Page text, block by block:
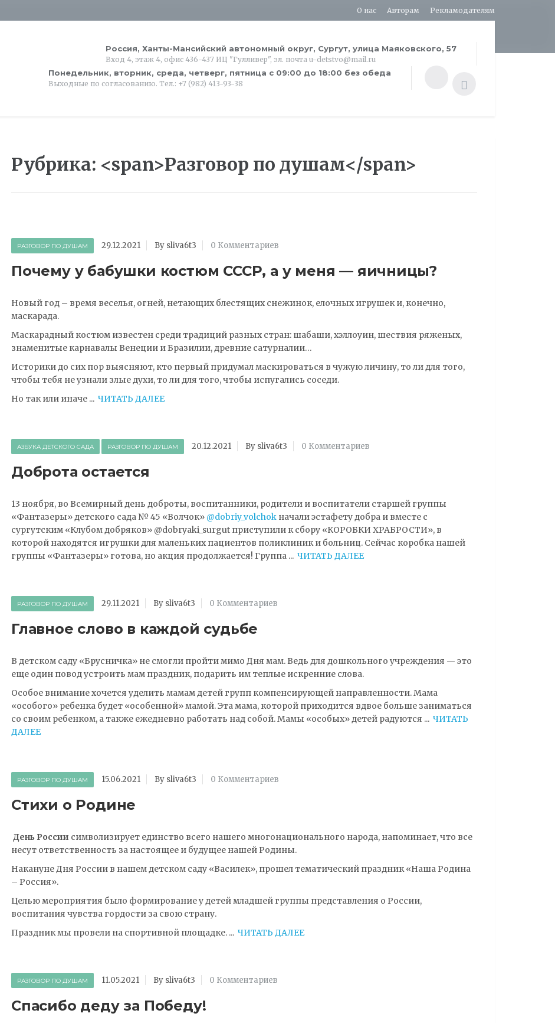
О нас Авторам Рекламодателям
Россия, Ханты-Мансийский автономный округ, Сургут, улица Маяковского, 57
Вход 4, этаж 4, офис 436-437 ИЦ "Гулливер", эл. почта u-detstvo@mail.ru
Понедельник, вторник, среда, четверг, пятница с 09:00 до 18:00 без обеда
Выходные по согласованию. Тел.: +7 (982) 413-93-38
Рубрика: <span>Разговор по душам</span>
РАЗГОВОР ПО ДУШАМ 29.12.2021 By sliva6t3 0 Комментариев
Почему у бабушки костюм СССР, а у меня — яичницы?
Новый год – время веселья, огней, нетающих блестящих снежинок, елочных игрушек и, конечно,
маскарада.
Маскарадный костюм известен среди традиций разных стран: шабаши, хэллоуин, шествия ряженых,
знаменитые карнавалы Венеции и Бразилии, древние сатурналии…
Историки до сих пор выясняют, кто первый придумал маскироваться в чужую личину, то ли для того,
чтобы тебя не узнали злые духи, то ли для того, чтобы испугались соседи.
Но так или иначе ... ЧИТАТЬ ДАЛЕЕ
АЗБУКА ДЕТСКОГО САДА РАЗГОВОР ПО ДУШАМ 20.12.2021 By sliva6t3 0 Комментариев
Доброта остается
13 ноября, во Всемирный день доброты, воспитанники, родители и воспитатели старшей группы
«Фантазеры» детского сада № 45 «Волчок» @dobriy_volchok начали эстафету добра и вместе с
сургутским «Клубом добряков» @dobryaki_surgut приступили к сбору «КОРОБКИ ХРАБРОСТИ», в
которой находятся игрушки для маленьких пациентов поликлиник и больниц. Сейчас коробка нашей
группы «Фантазеры» готова, но акция продолжается! Группа ... ЧИТАТЬ ДАЛЕЕ
РАЗГОВОР ПО ДУШАМ 29.11.2021 By sliva6t3 0 Комментариев
Главное слово в каждой судьбе
В детском саду «Брусничка» не смогли пройти мимо Дня мам. Ведь для дошкольного учреждения — это
еще один повод устроить мам праздник, подарить им теплые искренние слова.
Особое внимание хочется уделить мамам детей групп компенсирующей направленности. Мама
«особого» ребенка будет «особенной» мамой. Эта мама, которой приходится вдвое больше заниматься
со своим ребенком, а также ежедневно работать над собой. Мамы «особых» детей радуются ... ЧИТАТЬ
ДАЛЕЕ
РАЗГОВОР ПО ДУШАМ 15.06.2021 By sliva6t3 0 Комментариев
Стихи о Родине
День России символизирует единство всего нашего многонационального народа, напоминает, что все
несут ответственность за настоящее и будущее нашей Родины.
Накануне Дня России в нашем детском саду «Василек», прошел тематический праздник «Наша Родина
– Россия».
Целью мероприятия было формирование у детей младшей группы представления о России,
воспитания чувства гордости за свою страну.
Праздник мы провели на спортивной площадке. ... ЧИТАТЬ ДАЛЕЕ
РАЗГОВОР ПО ДУШАМ 11.05.2021 By sliva6t3 0 Комментариев
Спасибо деду за Победу!